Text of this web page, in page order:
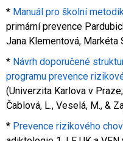
* Manuál pro školní
primární prevence
Jana Klementová, Markéta
* Návrh doporučené
programu prevence
(Univerzita Karlova v
Čablová, L., Veselá, M., &
* Prevence rizikového